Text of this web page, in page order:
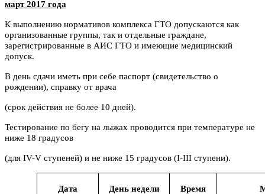
март2017 года
К выполнению нормативов комплекса ГТО допускаются как
организованные группы, так и отдельные граждане,
зарегистрированные в АИС ГТО и имеющие медицинский
допуск.
В день сдачи иметь при себе паспорт (свидетельство о
рождении), справку от врача
(срок действия не более 10 дней).
Тестирование по бегу на лыжах проводится при температуре не
ниже 18 градусов
(для IV-V ступеней) и не ниже 15 градусов (I-III ступени).
Дата День недели Время